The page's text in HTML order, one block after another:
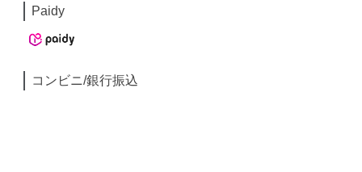
Paidy
コンビニ/銀行振込